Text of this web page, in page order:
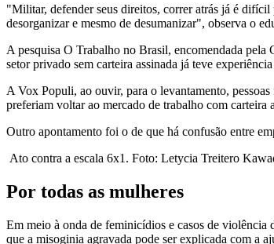
"Militar, defender seus direitos, correr atrás já é difícil
desorganizar e mesmo de desumanizar", observa o
A pesquisa O Trabalho no Brasil, encomendada pela
setor privado sem carteira assinada já teve
A Vox Populi, ao ouvir, para o levantamento,
preferiam voltar ao mercado de trabalho com carteira
Outro apontamento foi o de que há confusão entre
Ato contra a escala 6x1. Foto: Letycia Treitero
Por todas as mulheres
Em meio à onda de feminicídios e casos de violência
que a misoginia agravada pode ser explicada com a